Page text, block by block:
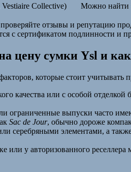
Collective)
Можно найти
отзывы и репутацию
с сертификатом подлинности и
цену сумки Ysl и
которые стоит
качества или с особой
ограниченные выпуски часто
Sac de Jour, обычно дороже
серебряными элементами, а
или у авторизованного